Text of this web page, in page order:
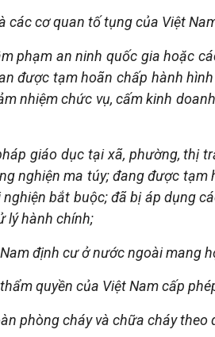
các cơ quan tố tụng của Việt
phạm an ninh quốc gia hoặc
được tạm hoãn chấp hành
nhiệm chức vụ, cấm kinh
giáo dục tại xã, phường, thị
nghiện ma túy; đang được
bắt buộc; đã bị áp dụng
lý hành chính;
định cư ở nước ngoài mang
quyền của Việt Nam cấp
phòng cháy và chữa cháy